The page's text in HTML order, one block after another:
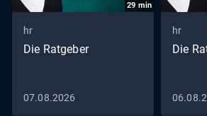
29 min
hr
Die Ratgeber
07.08.2026
hr
Die